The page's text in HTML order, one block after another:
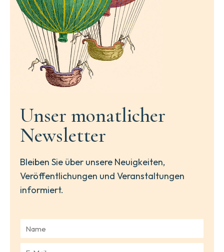
Unser monatlicher
Newsletter
Bleiben Sie über unsere Neuigkeiten,
Veröffentlichungen und Veranstaltungen
informiert.
m